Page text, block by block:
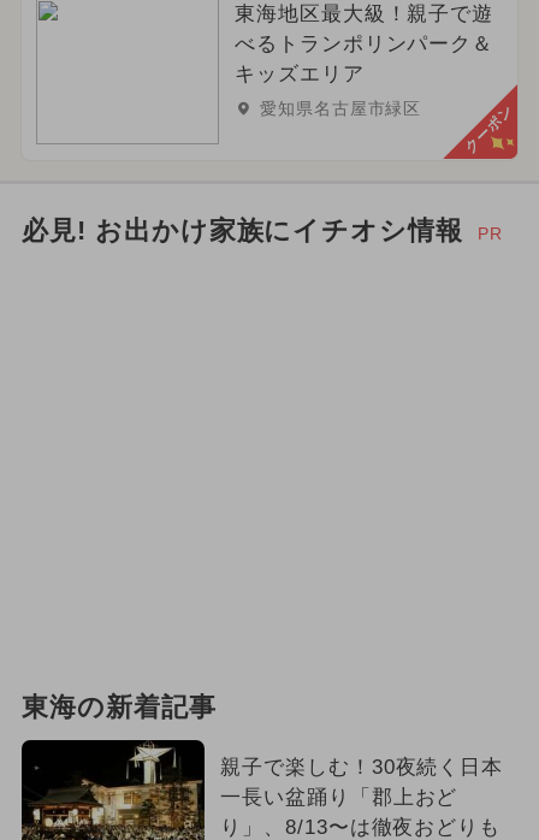
東海地区最大級！親子で遊
べるトランポリンパーク＆
キッズエリア
愛知県名古屋市緑区 クーポン
必見! お出かけ家族にイチオシ情報 PR
東海の新着記事
親子で楽しむ！30夜続く日本
一長い盆踊り「郡上おど
り」、8/13〜は徹夜おどりも